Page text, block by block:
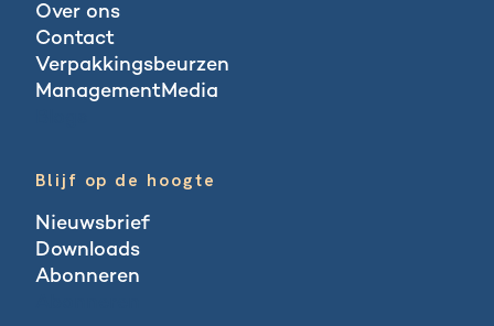
Over ons
Contact
Verpakkingsbeurzen
ManagementMedia
Blijf op de hoogte
Nieuwsbrief
Downloads
Abonneren